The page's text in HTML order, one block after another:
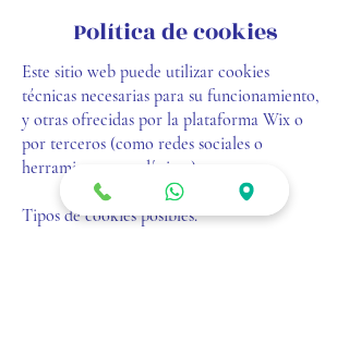
Política de cookies
Este sitio web puede utilizar cookies
técnicas necesarias para su funcionamiento,
y otras ofrecidas por la plataforma Wix o
por terceros (como redes sociales o
herramientas estadísticas).
Tipos de cookies posibles: